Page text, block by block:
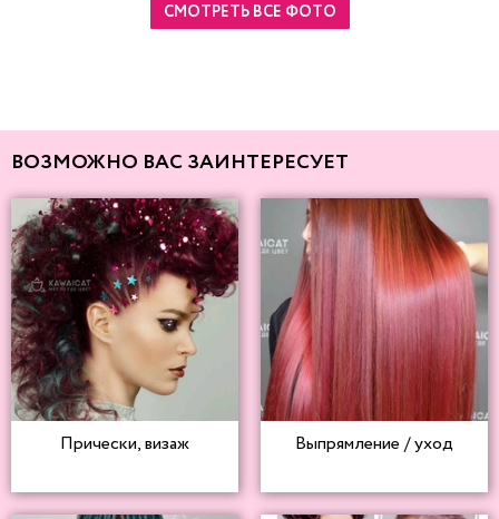
СМОТРЕТЬ ВСЕ ФОТО
ВОЗМОЖНО ВАС ЗАИНТЕРЕСУЕТ
Прически, визаж Выпрямление / уход